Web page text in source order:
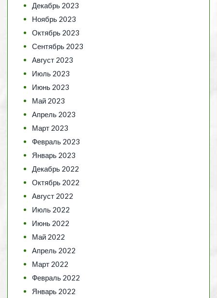
Декабрь 2023
Ноябрь 2023
Октябрь 2023
Сентябрь 2023
Август 2023
Июль 2023
Июнь 2023
Май 2023
Апрель 2023
Март 2023
Февраль 2023
Январь 2023
Декабрь 2022
Октябрь 2022
Август 2022
Июль 2022
Июнь 2022
Май 2022
Апрель 2022
Март 2022
Февраль 2022
Январь 2022